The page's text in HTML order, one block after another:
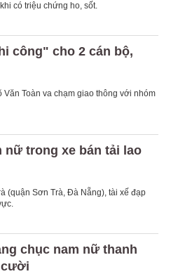
có triệu chứng ho, sốt.
công" cho 2 cán bộ,
Toàn va chạm giao thông với nhóm
trong xe bán tải lao
(quận Sơn Trà, Đà Nẵng), tài xế đạp
chục nam nữ thanh
cười